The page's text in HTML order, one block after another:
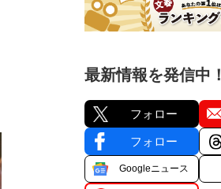
最新情報を発信中！
フォロー
フォロー
Googleニュース